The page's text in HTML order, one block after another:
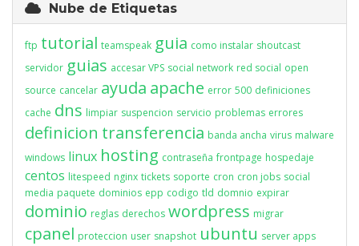
Nube de Etiquetas
ftp tutorial teamspeak guia como instalar shoutcast
servidor guias accesar VPS social network red social open
source cancelar ayuda apache error 500 definiciones
cache dns limpiar suspencion servicio problemas errores
definicion transferencia banda ancha virus malware
windows linux hosting contraseña frontpage hospedaje
centos litespeed nginx tickets soporte cron cron jobs social
media paquete dominios epp codigo tld domnio expirar
dominio reglas derechos wordpress migrar
cpanel proteccion user snapshot ubuntu server apps